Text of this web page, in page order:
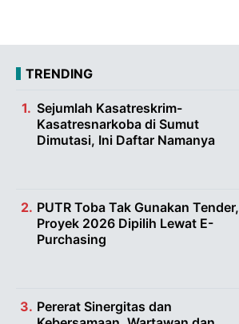
TRENDING
Sejumlah Kasatreskrim-
Kasatresnarkoba di Sumut
Dimutasi, Ini Daftar Namanya
PUTR Toba Tak Gunakan Tender,
Proyek 2026 Dipilih Lewat E-
Purchasing
Pererat Sinergitas dan